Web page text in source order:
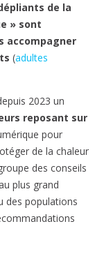
de la
» sont
accompagner
(adultes
2023 un
reposant sur
pour
de la chaleur
des conseils
plus grand
des populations